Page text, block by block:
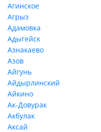
Агинское
Агрыз
Адамовка
Адыгейск
Азнакаево
Азов
Айгунь
Айдырлинский
Айкино
Ак-Довурак
Акбулак
Аксай